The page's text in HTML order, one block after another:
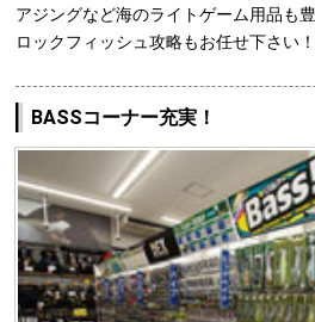
アジングなど海のライトゲーム用品も
ロックフィッシュ攻略もお任せ下さい！
BASSコーナー充実！